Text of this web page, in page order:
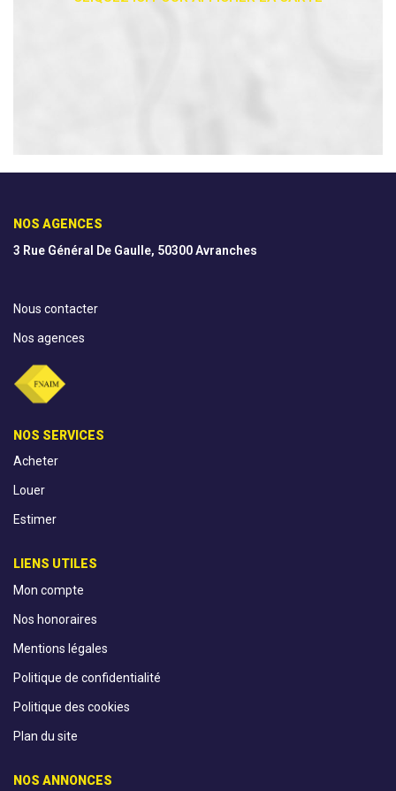
NOS AGENCES
3 Rue Général De Gaulle, 50300 Avranches
Nous contacter
Nos agences
NOS SERVICES
Acheter
Louer
Estimer
LIENS UTILES
Mon compte
Nos honoraires
Mentions légales
Politique de confidentialité
Politique des cookies
Plan du site
NOS ANNONCES